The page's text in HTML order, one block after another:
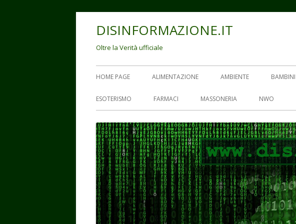
DISINFORMAZIONE.IT
Oltre la Verità ufficiale
Menu
principale
HOME PAGE ALIMENTAZIONE AMBIENTE BAMBINI
ESOTERISMO FARMACI MASSONERIA NWO